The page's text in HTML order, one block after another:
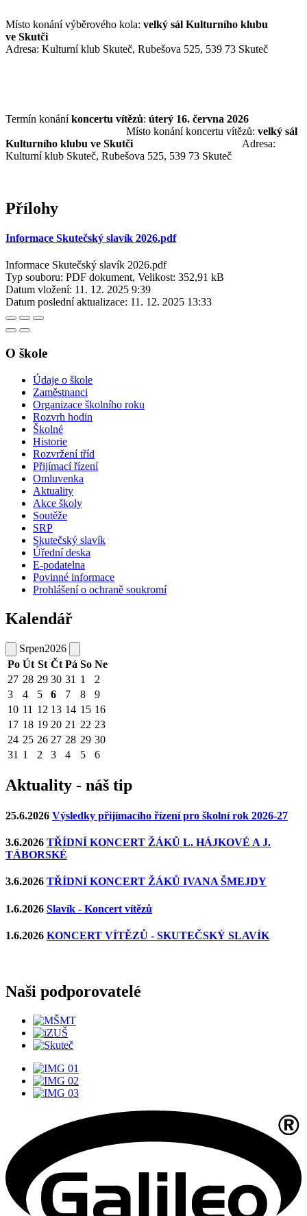
Místo konání výběrového kola: velký sál Kulturního klubu
ve Skutči
Adresa: Kulturní klub Skuteč, Rubešova 525, 539 73 Skuteč
Termín konáníkoncertu vítězů: úterý 16. června 2026
Místo konání koncertu vítězů: velký sál
Kulturního klubu ve Skutči
Adresa:
Kulturní klub Skuteč, Rubešova 525, 539 73 Skuteč
Přílohy
Informace Skutečský slavík 2026.pdf
Informace Skutečský slavík 2026.pdf
Typ souboru: PDF dokument, Velikost: 352,91 kB
Datum vložení: 11. 12. 2025 9:39
Datum poslední aktualizace: 11. 12. 2025 13:33
O škole
Údaje o škole
Zaměstnanci
Organizace školního roku
Rozvrh hodin
Školné
Historie
Rozvržení tříd
Přijímací řízení
Omluvenka
Aktuality
Akce školy
Soutěže
SRP
Skutečský slavík
Úřední deska
E-podatelna
Povinné informace
Prohlášení o ochraně soukromí
Kalendář
Srpen2026
Po Út St Čt Pá So Ne
27 28 29 30 31 1
2
3
4 5 6 7 8
9
10 11 12 13 14 15 16
17 18 19 20 21 22 23
24 25 26 27 28 29 30
31 1 2 3 4 5 6
Aktuality - náš tip
25.6.2026 Výsledky přijímacího řízení pro školní rok 2026-27
3.6.2026 TŘÍDNÍ KONCERT ŽÁKŮ L. HÁJKOVÉ A J.
TÁBORSKÉ
3.6.2026 TŘÍDNÍ KONCERT ŽÁKŮ IVANA ŠMEJDY
1.6.2026 Slavík - Koncert vítězů
1.6.2026 KONCERT VÍTĚZŮ - SKUTEČSKÝ SLAVÍK
Naši podporovatelé